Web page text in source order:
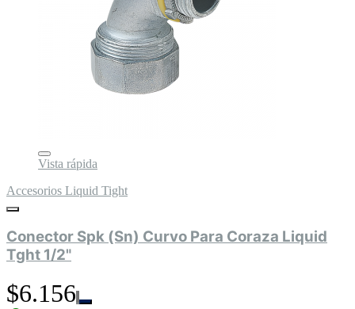
Vista rápida
Accesorios Liquid Tight
Conector Spk (Sn) Curvo Para Coraza Liquid
Tght 1/2"
$6.156